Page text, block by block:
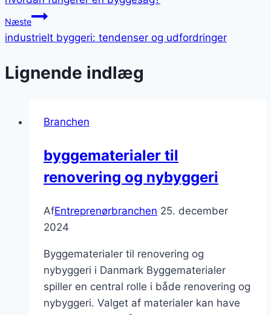
Næste
industrielt byggeri: tendenser og udfordringer
Lignende indlæg
Branchen
byggematerialer til
renovering og nybyggeri
AfEntreprenørbranchen 25. december
2024
Byggematerialer til renovering og
nybyggeri i Danmark Byggematerialer
spiller en central rolle i både renovering og
nybyggeri. Valget af materialer kan have